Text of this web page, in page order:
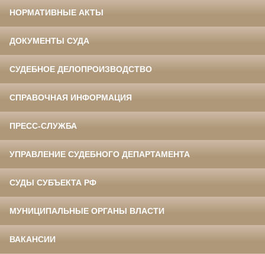
НОРМАТИВНЫЕ АКТЫ
ДОКУМЕНТЫ СУДА
СУДЕБНОЕ ДЕЛОПРОИЗВОДСТВО
СПРАВОЧНАЯ ИНФОРМАЦИЯ
ПРЕСС-СЛУЖБА
УПРАВЛЕНИЕ СУДЕБНОГО ДЕПАРТАМЕНТА
СУДЫ СУБЪЕКТА РФ
МУНИЦИПАЛЬНЫЕ ОРГАНЫ ВЛАСТИ
ВАКАНСИИ